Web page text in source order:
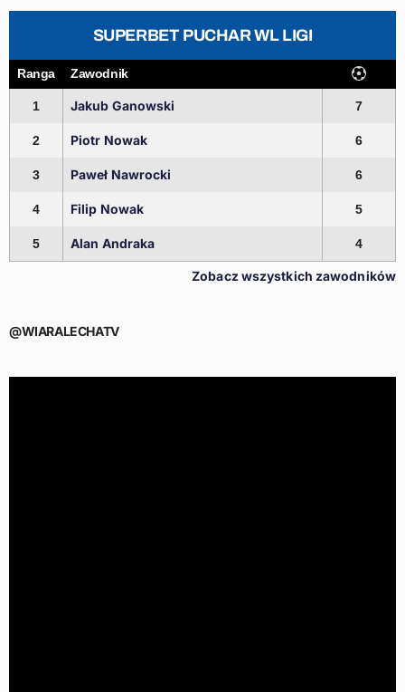
SUPERBET PUCHAR WL LIGI
Ranga Zawodnik
1 Jakub Ganowski 7
2 Piotr Nowak 6
3 Paweł Nawrocki 6
4 Filip Nowak 5
5 Alan Andraka 4
Zobacz wszystkich zawodników
@WIARALECHATV